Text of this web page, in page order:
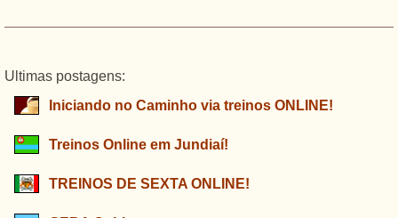
Ultimas postagens:
Iniciando no Caminho via treinos ONLINE!
Treinos Online em Jundiaí!
TREINOS DE SEXTA ONLINE!